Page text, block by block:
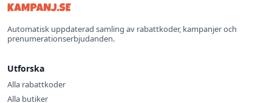
Automatisk uppdaterad samling av rabattkoder, kampanjer och
prenumerationserbjudanden.
Utforska
Alla rabattkoder
Alla butiker